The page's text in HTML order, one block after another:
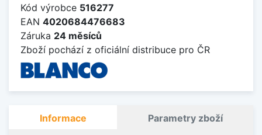
Kód výrobce 516277
EAN 4020684476683
Záruka 24 měsíců
Zboží pochází z oficiální distribuce pro ČR
Informace Parametry zboží